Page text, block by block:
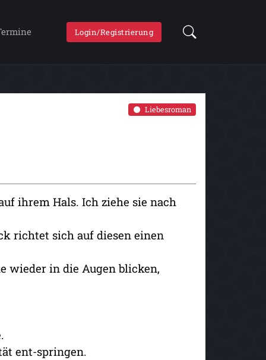
Login/Registrierung
Liebesroman
ihrem Hals. Ich ziehe sie nach
richtet sich auf diesen einen
wieder in die Augen blicken,
ent-springen.